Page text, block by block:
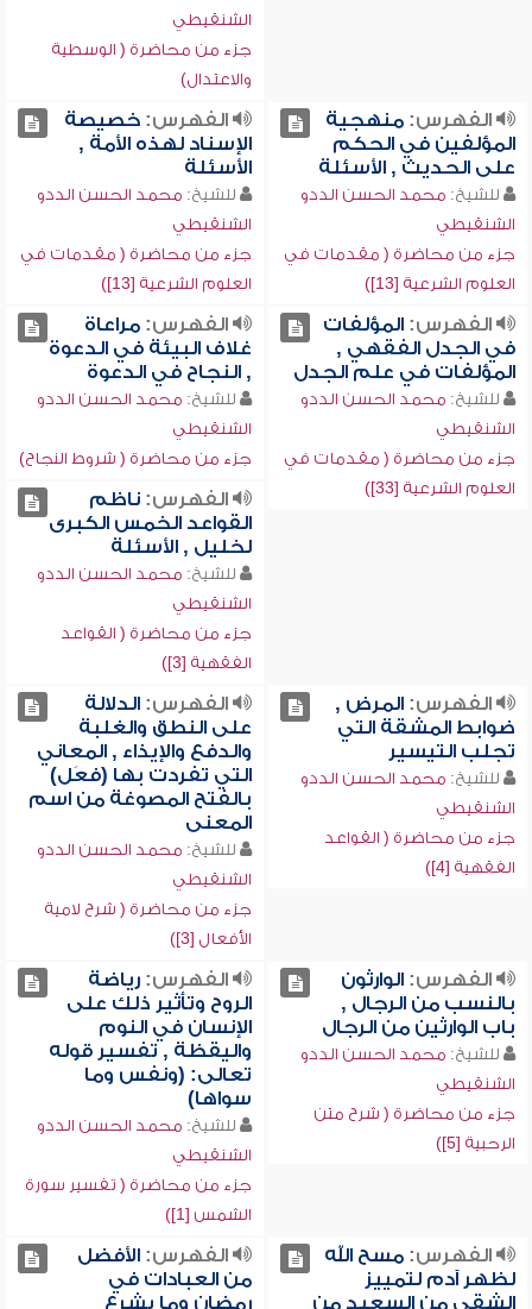
الشنقيطي
جزء من محاضرة ( الوسطية
والاعتدال)
الفهرس:منهجية
المؤلفين في الحكم
على الحديث , الأسئلة
للشيخ: محمد الحسن الددو
الشنقيطي
جزء من محاضرة ( مقدمات في
العلوم الشرعية [13])
الفهرس:خصيصة
الإسناد لهذه الأمة ,
الأسئلة
للشيخ: محمد الحسن الددو
الشنقيطي
جزء من محاضرة ( مقدمات في
العلوم الشرعية [13])
الفهرس:المؤلفات
في الجدل الفقهي ,
المؤلفات في علم الجدل
للشيخ: محمد الحسن الددو
الشنقيطي
جزء من محاضرة ( مقدمات في
العلوم الشرعية [33])
الفهرس:مراعاة
غلاف البيئة في الدعوة
, النجاح في الدعوة
للشيخ: محمد الحسن الددو
الشنقيطي
جزء من محاضرة ( شروط النجاح)
الفهرس:ناظم
القواعد الخمس الكبرى
لخليل , الأسئلة
للشيخ: محمد الحسن الددو
الشنقيطي
جزء من محاضرة ( القواعد
الفقهية [3])
الفهرس:المرض ,
ضوابط المشقة التي
تجلب التيسير
للشيخ: محمد الحسن الددو
الشنقيطي
جزء من محاضرة ( القواعد
الفقهية [4])
الفهرس:الدلالة
على النطق والغلبة
والدفع والإيذاء , المعاني
التي تفردت بها (فعَل)
بالفتح المصوغة من اسم
المعنى
للشيخ: محمد الحسن الددو
الشنقيطي
جزء من محاضرة ( شرح لامية
الأفعال [3])
الفهرس:الوارثون
بالنسب من الرجال ,
باب الوارثين من الرجال
للشيخ: محمد الحسن الددو
الشنقيطي
جزء من محاضرة ( شرح متن
الرحبية [5])
الفهرس:رياضة
الروح وتأثير ذلك على
الإنسان في النوم
واليقظة , تفسير قوله
تعالى: (ونفس وما
سواها)
للشيخ: محمد الحسن الددو
الشنقيطي
جزء من محاضرة ( تفسير سورة
الشمس [1])
الفهرس:مسح الله
لظهر آدم لتمييز
الشقي من السعيد من
الفهرس:الأفضل
من العبادات في
رمضان وما يشرع